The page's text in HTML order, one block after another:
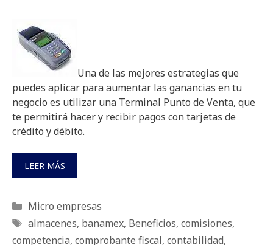
Una de las mejores estrategias que
puedes aplicar para aumentar las ganancias en tu
negocio es utilizar una Terminal Punto de Venta, que
te permitirá hacer y recibir pagos con tarjetas de
crédito y débito.
LEER MÁS
Categorías
Micro empresas
Etiquetas
almacenes, banamex, Beneficios, comisiones,
competencia, comprobante fiscal, contabilidad,